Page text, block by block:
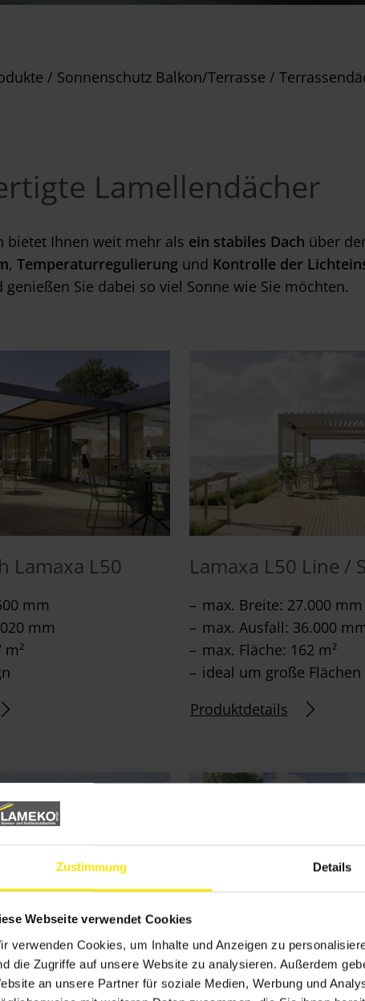
Zustimmung Details
Webseite verwendet Cookies
verwenden Cookies, um Inhalte und Anzeigen zu
die Zugriffe auf unsere Website zu analysieren. Außerdem
an unsere Partner für soziale Medien, Werbung und
/ Sonnenschutz Balkon/Terrasse /
Lamellendächer
bietet Ihnen weit mehr als ein stabiles Dach über
, Temperaturregulierung und Kontrolle der
Sie dabei so viel Sonne wie Sie möchten.
Lamaxa L50
mm
mm
m²
Lamaxa L50 Line /
max. Breite: 27.000 mm
max. Ausfall: 36.000
max. Fläche: 162 m²
ideal um große
Produktdetails
Lamaxa L60/L70
Lamellendach